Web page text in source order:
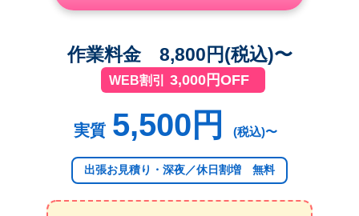
作業料金 8,800円(税込)〜
WEB割引 3,000円OFF
実質 5,500円 (税込)〜
出張お見積り・深夜／休日割増 無料